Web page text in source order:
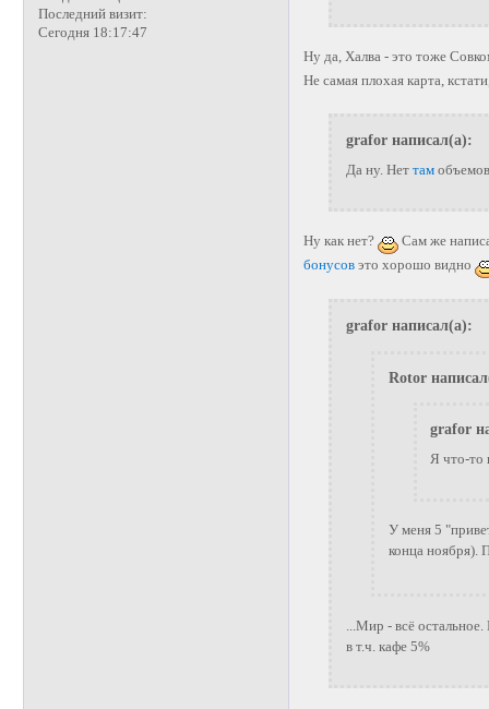
Последний визит:
Сегодня 18:17:47
Ну да, Халва - это тоже
Не самая плохая карта,
grafor написал(а):
Да ну. Нет там
Ну как нет?
Сам же
бонусов это хорошо видно
grafor написал(а):
Rotor
grafor
Я что-то
У меня 5
конца ноября).
...Мир - всё
в т.ч. кафе 5%